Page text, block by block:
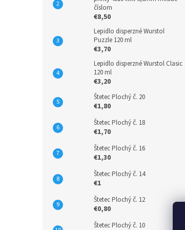
číslom
€8,50
Lepidlo disperzné Wurstol
Puzzle 120 ml
€3,70
Lepidlo disperzné Wurstol Clasic
120 ml
€3,20
Štetec Plochý č. 20
€1,80
Štetec Plochý č. 18
€1,70
Štetec Plochý č. 16
€1,30
Štetec Plochý č. 14
€1
Štetec Plochý č. 12
€0,80
Štetec Plochý č. 10